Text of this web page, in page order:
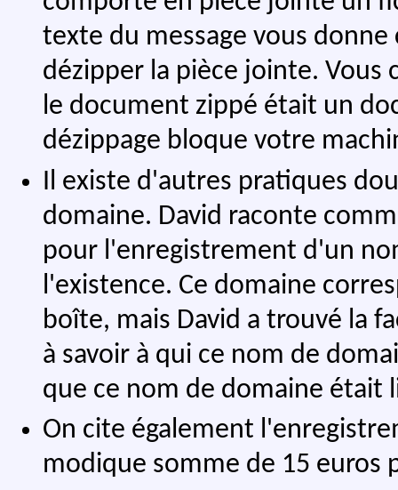
texte du message vous
dézipper la pièce jointe. Vous
le document zippé était un
dézippage bloque votre
Il existe d'autres pratiques
domaine. David raconte
pour l'enregistrement d'un
l'existence. Ce domaine
boîte, mais David a trouvé la
à savoir à qui ce nom de
que ce nom de domaine était
On cite également
modique somme de 15 euros